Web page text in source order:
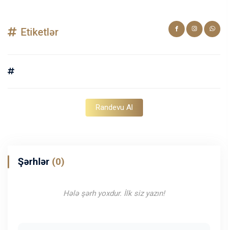
Etiketlər
Randevu Al
Şərhlər (0)
Hələ şərh yoxdur. İlk siz yazın!